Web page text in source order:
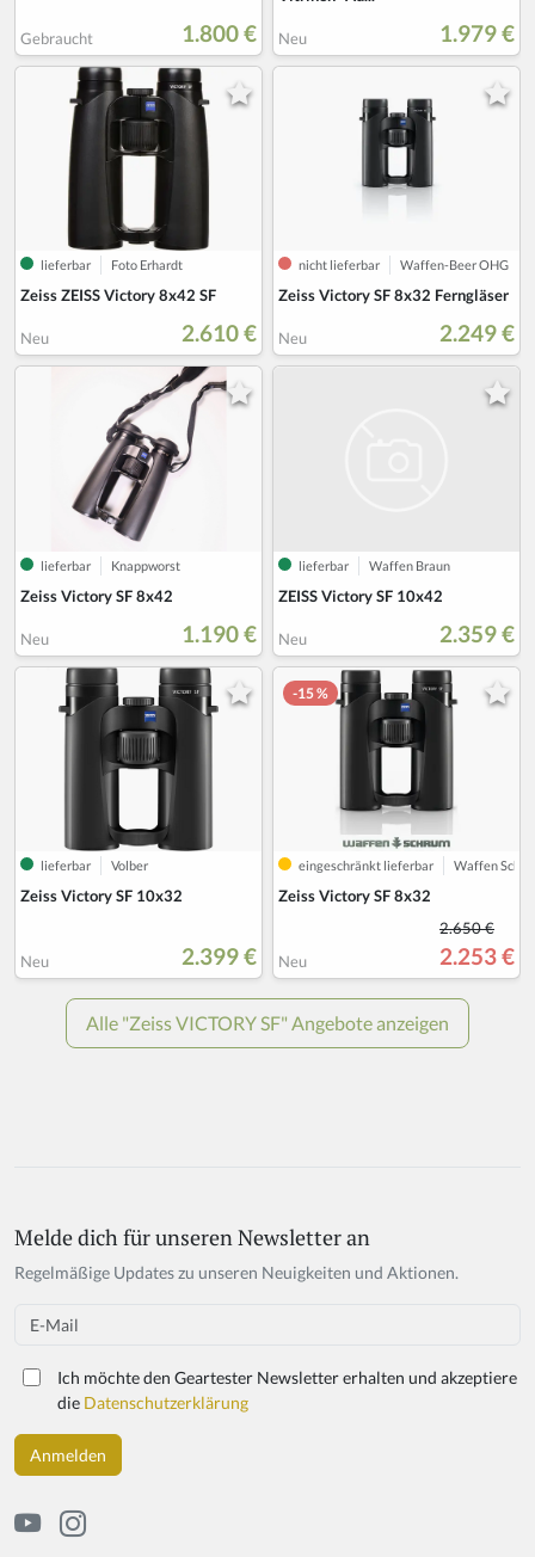
If
y
h
a
n,
Melde dich für unseren Newsletter an
Regelmäßige Updates zu unseren Neuigkeiten und Aktionen.
Email
Ich möchte den Geartester Newsletter erhalten und akzeptiere
die Datenschutzerklärung